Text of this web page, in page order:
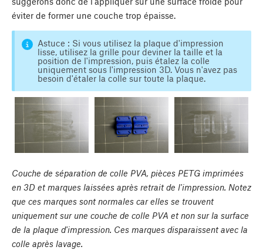
éviter de former une couche trop épaisse.
Astuce : Si vous utilisez la plaque d'impression
lisse, utilisez la grille pour deviner la taille et la
position de l'impression, puis étalez la colle
uniquement sous l'impression 3D. Vous n'avez pas
besoin d'étaler la colle sur toute la plaque.
Couche de séparation de colle PVA, pièces PETG imprimées
en 3D et marques laissées après retrait de l'impression. Notez
que ces marques sont normales car elles se trouvent
uniquement sur une couche de colle PVA et non sur la surface
de la plaque d'impression. Ces marques disparaissent avec la
colle après lavage.